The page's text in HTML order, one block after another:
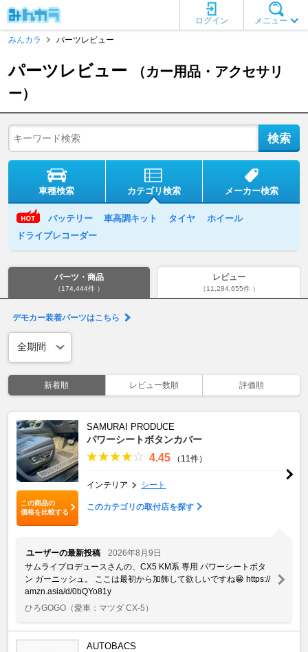
メニュー
ログイン
みんカラ
パーツレビュー
パーツレビュー
（カー用品・アクセサリ
ー）
車種検索 カテゴリ検索 メーカー検索
バッテリー 車高調キット タイヤ
ホイール
ドライブレコーダー
パーツ・商品
（174,444件 ）
レビュー
（11,284,655件 ）
デモカー装着パーツはこちら
新着順 レビュー数順 評価順
この商品の
価格を比較する
SAMURAI PRODUCE
パワーシートボタンカバー
4.45 （11件）
インテリア シート
このカテゴリの取付店を探す
ユーザーの最新投稿
2026年8月9日
サムライプロデュースさんの、CX5 KM系 専用 パワーシートボタ
ン ガーニッシュ。 ここは最初から加飾して欲しいですね😁 https://
amzn.asia/d/0bQYo81y
ひろGOGO （愛車：マツダ CX-5）
AUTOBACS